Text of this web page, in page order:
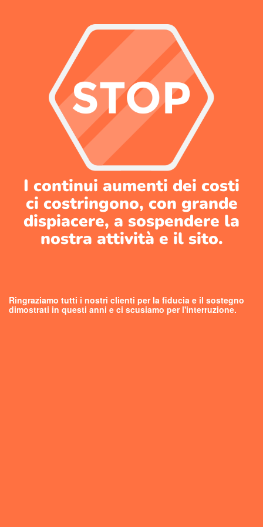
I continui aumenti dei costi
ci costringono, con grande
dispiacere, a sospendere la
nostra attività e il sito.
Ringraziamo tutti i nostri clienti per la fiducia e il sostegno
dimostrati in questi anni e ci scusiamo per l'interruzione.